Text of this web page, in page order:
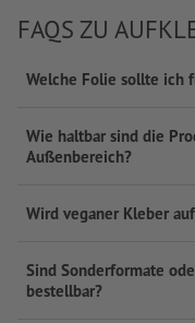
FAQS ZU
Welche Folie sollte ich
Wie haltbar sind die
Außenbereich?
Wird veganer Kleber
Sind Sonderformate
bestellbar?